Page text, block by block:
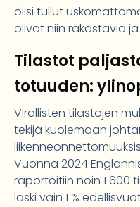
olisi tullut
olivat niin rakastavia
Tilastot
totuuden:
Virallisten tilastojen
tekijä kuolemaan
Vuonna 2024
raportoitiin noin 1 600
laski vain 1 %